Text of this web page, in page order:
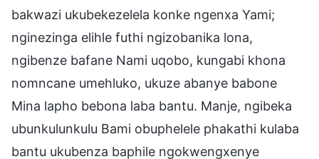
bakwazi ukubekezelela konke ngenxa Yami;
nginezinga elihle futhi ngizobanika lona,
ngibenze bafane Nami uqobo, kungabi khona
nomncane umehluko, ukuze abanye babone
Mina lapho bebona laba bantu. Manje, ngibeka
ubunkulunkulu Bami obuphelele phakathi kulaba
bantu ukubenza baphile ngokwengxenye